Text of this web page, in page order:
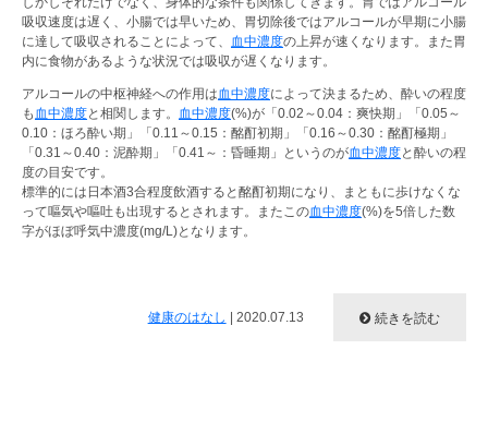
吸収速度は遅く、小腸では早いため、胃切除後ではアルコールが早期に小腸
に達して吸収されることによって、 血中濃度の上昇が速くなります。また胃
内に食物があるような状況では吸収が遅くなります。
アルコールの中枢神経への作用は血中濃度によって決まるため、酔いの程度
も 血中濃度と相関します。 血中濃度(%)が「0.02～0.04：爽快期」「0.05～
0.10：ほろ酔い期」「0.11～0.15：酩酊初期」「0.16～0.30：酩酊極期」
「0.31～0.40：泥酔期」「0.41～：昏睡期」というのが血中濃度と酔いの程
度の目安です。
標準的には日本酒3合程度飲酒すると酩酊初期になり、まともに歩けなくな
って嘔気や嘔吐も出現するとされます。またこの血中濃度(%)を5倍した数
字がほぼ呼気中濃度(mg/L)となります。
健康のはなし 2020.07.13 続きを読む